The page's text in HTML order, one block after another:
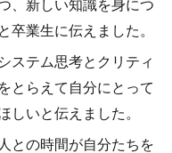
、新しい知識を身につ
卒業生に伝えました。
ステム思考とクリティ
とらえて自分にとって
しいと伝えました。
との時間が自分たちを